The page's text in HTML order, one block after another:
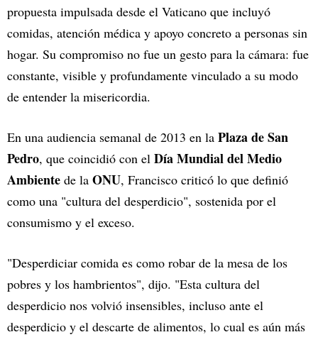
propuesta impulsada desde el Vaticano que incluyó
comidas, atención médica y apoyo concreto a personas sin
hogar. Su compromiso no fue un gesto para la cámara: fue
constante, visible y profundamente vinculado a su modo
de entender la misericordia.
En una audiencia semanal de 2013 en la Plaza de San
Pedro, que coincidió con el Día Mundial del Medio
Ambiente de la ONU, Francisco criticó lo que definió
como una "cultura del desperdicio", sostenida por el
consumismo y el exceso.
"Desperdiciar comida es como robar de la mesa de los
pobres y los hambrientos", dijo. "Esta cultura del
desperdicio nos volvió insensibles, incluso ante el
desperdicio y el descarte de alimentos, lo cual es aún más